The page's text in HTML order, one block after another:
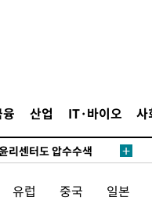
산업 IT·바이오 사
잠시 꺾인다"
초유의 압수수색(종
재는 내부 지침 준수"
시·경계태세 강화"
악 중"
유럽 중국 일본